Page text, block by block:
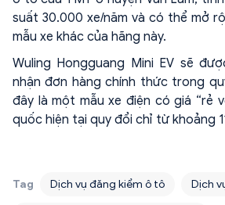
suất 30.000 xe/năm và có thể mở
mẫu xe khác của hãng này.
Wuling Hongguang Mini EV sẽ
nhận đơn hàng chính thức trong
đây là một mẫu xe điện có giá “rẻ
quốc hiện tại quy đổi chỉ từ khoảng
Tag Dịch vụ đăng kiểm ô tô Dịch